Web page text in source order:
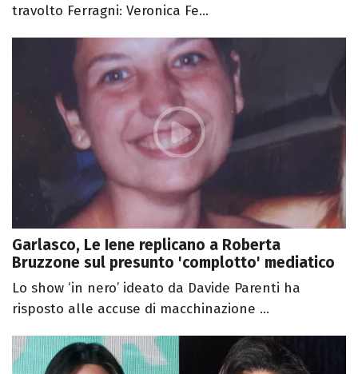
travolto Ferragni: Veronica Fe...
Garlasco, Le Iene replicano a Roberta
Bruzzone sul presunto 'complotto' mediatico
Lo show ‘in nero’ ideato da Davide Parenti ha
risposto alle accuse di macchinazione ...